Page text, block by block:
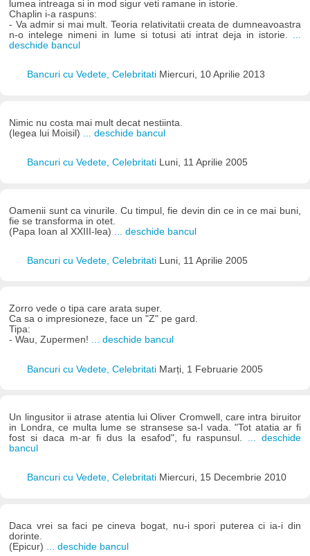
lumea intreaga si in mod sigur veti ramane in istorie.
Chaplin i-a raspuns:
- Va admir si mai mult. Teoria relativitatii creata de dumneavoastra
n-o intelege nimeni in lume si totusi ati intrat deja in istorie. ...
deschide bancul
Bancuri cu Vedete, Celebritati Miercuri, 10 Aprilie 2013
Nimic nu costa mai mult decat nestiinta.
(legea lui Moisil)
... deschide bancul
Bancuri cu Vedete, Celebritati Luni, 11 Aprilie 2005
Oamenii sunt ca vinurile. Cu timpul, fie devin din ce in ce mai buni,
fie se transforma in otet.
(Papa Ioan al XXIII-lea)
... deschide bancul
Bancuri cu Vedete, Celebritati Luni, 11 Aprilie 2005
Zorro vede o tipa care arata super.
Ca sa o impresioneze, face un "Z" pe gard.
Tipa:
- Wau, Zupermen! ... deschide bancul
Bancuri cu Vedete, Celebritati Marți, 1 Februarie 2005
Un lingusitor ii atrase atentia lui Oliver Cromwell, care intra biruitor
in Londra, ce multa lume se stransese sa-l vada. "Tot atatia ar fi
fost si daca m-ar fi dus la esafod", fu raspunsul. ... deschide
bancul
Bancuri cu Vedete, Celebritati Miercuri, 15 Decembrie 2010
Daca vrei sa faci pe cineva bogat, nu-i spori puterea ci ia-i din
dorinte.
(Epicur)
... deschide bancul